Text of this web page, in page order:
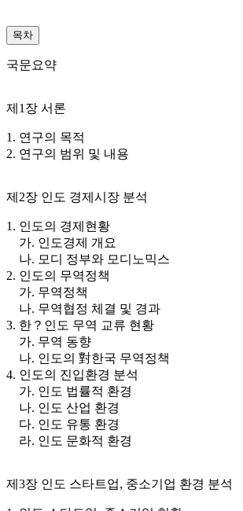
목차
국문요약
제1장 서론
1. 연구의 목적
2. 연구의 범위 및 내용
제2장 인도 경제시장 분석
1. 인도의 경제현황
가. 인도경제 개요
나. 모디 정부와 모디노믹스
2. 인도의 무역정책
가. 무역정책
나. 무역협정 체결 및 경과
3. 한？인도 무역 교류 현황
가. 무역 동향
나. 인도의 對한국 무역정책
4. 인도의 진입환경 분석
가. 인도 법률적 환경
나. 인도 산업 환경
다. 인도 유통 환경
라. 인도 문화적 환경
제3장 인도 스타트업, 중소기업 환경 분석